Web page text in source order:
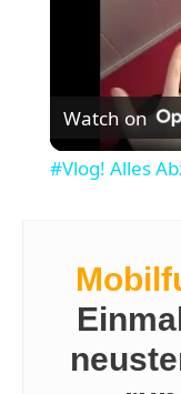
Watch on
#Vlog! Alles